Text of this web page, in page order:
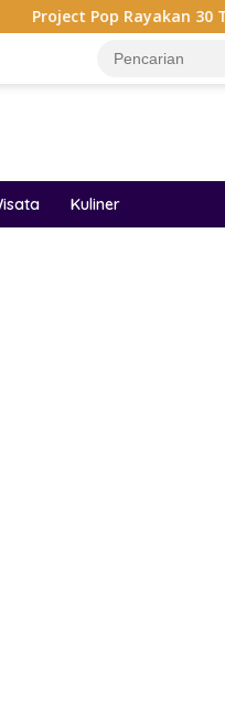
30 Tahun Karier,
Kuliner